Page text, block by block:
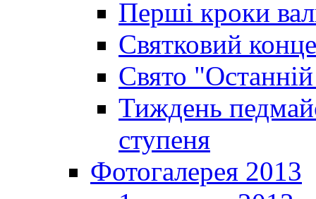
Перші кроки
Святковий
Свято
Тиждень
ступеня
Фотогалерея 2013